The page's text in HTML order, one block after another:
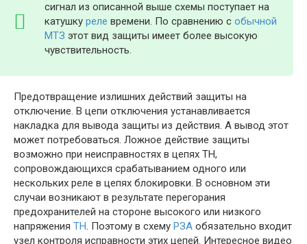
сигнал из описанной выше схемы поступает на
катушку реле времени. По сравнению с обычной
МТЗ этот вид защиты имеет более высокую
чувствительность.
Предотвращение излишних действий защиты на
отключение. В цепи отключения устанавливается
накладка для вывода защиты из действия. А вывод этот
может потребоваться. Ложное действие защиты
возможно при неисправностях в цепях ТН,
сопровождающихся срабатыванием одного или
нескольких реле в цепях блокировки. В основном эти
случаи возникают в результате перегорания
предохранителей на стороне высокого или низкого
напряжения ТН. Поэтому в схему РЗА обязательно входит
узел контроля исправности этих цепей. Интересное видео